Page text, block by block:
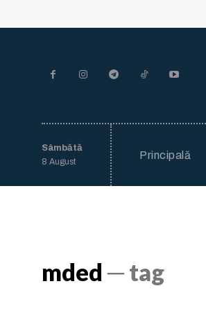
Sâmbătă
8 August
Principală
mded─ tag